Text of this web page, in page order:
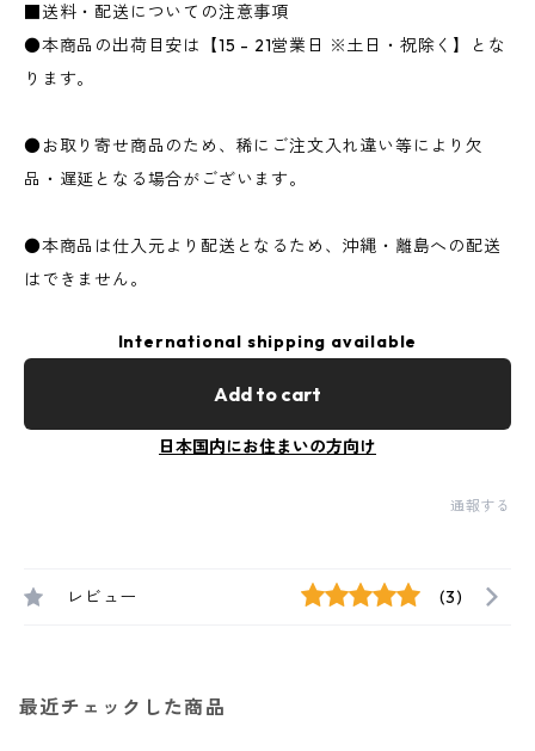
■送料・配送についての注意事項
●本商品の出荷目安は【15 - 21営業日 ※土日・祝除く】とな
ります。
●お取り寄せ商品のため、稀にご注文入れ違い等により欠
品・遅延となる場合がございます。
●本商品は仕入元より配送となるため、沖縄・離島への配送
はできません。
International shipping available
Add to cart
日本国内にお住まいの方向け
通報する
レビュー (3)
最近チェックした商品